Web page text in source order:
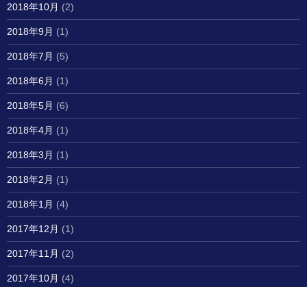
2018年10月 (2)
2018年9月 (1)
2018年7月 (5)
2018年6月 (1)
2018年5月 (6)
2018年4月 (1)
2018年3月 (1)
2018年2月 (1)
2018年1月 (4)
2017年12月 (1)
2017年11月 (2)
2017年10月 (4)